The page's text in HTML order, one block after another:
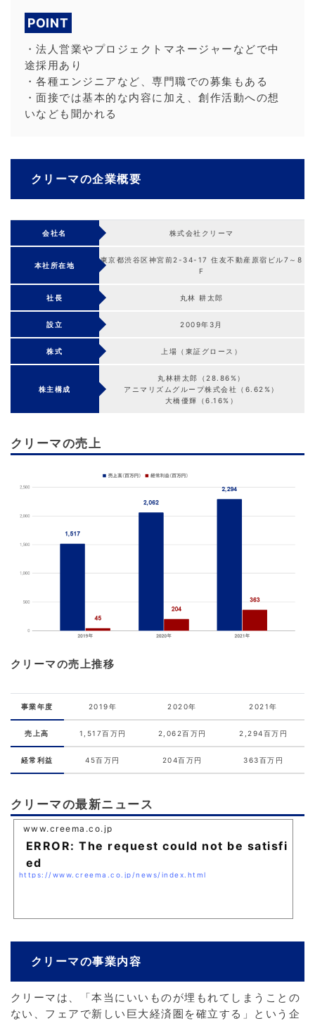
POINT
・法人営業やプロジェクトマネージャーなどで中
途採用あり
・各種エンジニアなど、専門職での募集もある
・面接では基本的な内容に加え、創作活動への想
いなども聞かれる
クリーマの企業概要
会社名 株式会社クリーマ
本社所在地
東京都渋谷区神宮前2-34-17 住友不動産原宿ビル7～8
F
社長 丸林 耕太郎
設立 2009年3月
株式 上場（東証グロース）
株主構成
丸林耕太郎（28.86%）
アニマリズムグループ株式会社（6.62%）
大橋優輝（6.16%）
クリーマの売上
クリーマの売上推移
事業年度 2019年 2020年 2021年
売上高 1,517百万円 2,062百万円 2,294百万円
経常利益 45百万円 204百万円 363百万円
クリーマの最新ニュース
www.creema.co.jp
ERROR: The request could not be satisfi
ed
https://www.creema.co.jp/news/index.html
クリーマの事業内容
クリーマは、「本当にいいものが埋もれてしまうことの
ない、フェアで新しい巨大経済圏を確立する」という企